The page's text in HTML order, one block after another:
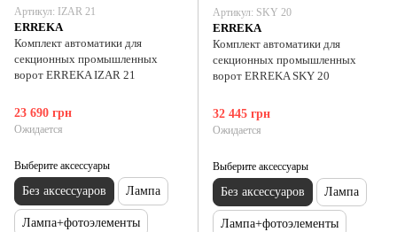
Артикул: IZAR 21
ERREKA
Комплект автоматики для
секционных промышленных
ворот ERREKA IZAR 21
23 690 грн
Ожидается
Выберите аксессуары
Без аксессуаров Лампа
Лампа+фотоэлементы
Артикул: SKY 20
ERREKA
Комплект автоматики для
секционных промышленных
ворот ERREKA SKY 20
32 445 грн
Ожидается
Выберите аксессуары
Без аксессуаров Лампа
Лампа+фотоэлементы